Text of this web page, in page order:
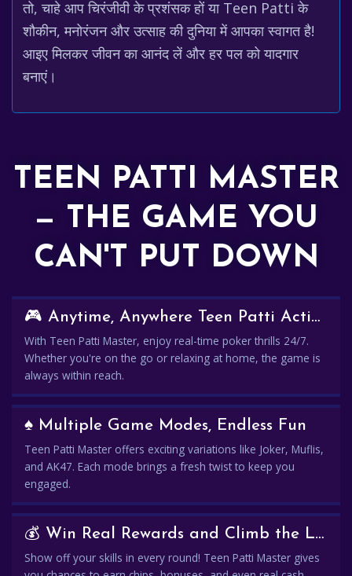
तो, चाहे आप चिरंजीवी के प्रशंसक हों या Teen Patti के
शौकीन, मनोरंजन और उत्साह की दुनिया में आपका स्वागत है!
आइए मिलकर जीवन का आनंद लें और हर पल को यादगार
बनाएं।
TEEN PATTI MASTER
— THE GAME YOU
CAN'T PUT DOWN
🎮 Anytime, Anywhere Teen Patti Action
With Teen Patti Master, enjoy real-time poker thrills 24/7.
Whether you're on the go or relaxing at home, the game is
always within reach.
♠️ Multiple Game Modes, Endless Fun
Teen Patti Master offers exciting variations like Joker, Muflis,
and AK47. Each mode brings a fresh twist to keep you
engaged.
💰 Win Real Rewards and Climb the Leaderboard
Show off your skills in every round! Teen Patti Master gives